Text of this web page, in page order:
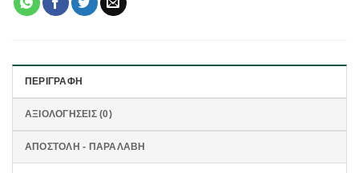
ΠΕΡΙΓΡΑΦΉ
ΑΞΙΟΛΟΓΉΣΕΙΣ (0)
ΑΠΟΣΤΟΛΗ - ΠΑΡΑΛΑΒΗ